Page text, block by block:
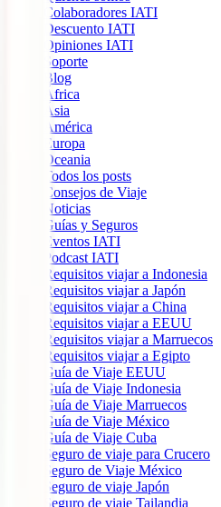
Colaboradores IATI
Descuento IATI
Opiniones IATI
Soporte
Blog
África
Ásia
América
Europa
Oceania
Todos los posts
Consejos de Viaje
Noticias
Guías y Seguros
Eventos IATI
Podcast IATI
Requisitos viajar a Indonesia
Requisitos viajar a Japón
Requisitos viajar a China
Requisitos viajar a EEUU
Requisitos viajar a Marruecos
Requisitos viajar a Egipto
Guía de Viaje EEUU
Guía de Viaje Indonesia
Guía de Viaje Marruecos
Guía de Viaje México
Guía de Viaje Cuba
Seguro de viaje para Crucero
Seguro de Viaje México
Seguro de viaje Japón
Seguro de viaje Tailandia